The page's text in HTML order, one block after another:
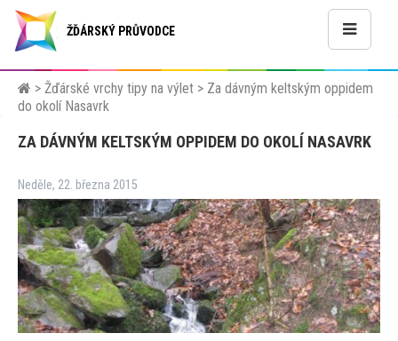
ŽĎÁRSKÝ PRŮVODCE
> Žďárské vrchy tipy na výlet > Za dávným keltským oppidem
do okolí Nasavrk
ZA DÁVNÝM KELTSKÝM OPPIDEM DO OKOLÍ NASAVRK
Neděle, 22. března 2015